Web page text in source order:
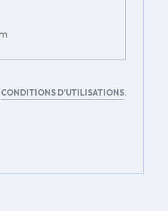
CONDITIONS D’UTILISATIONS.